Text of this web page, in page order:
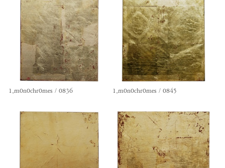
1,m0n0chr0mes / 0836 1,m0n0chr0mes / 0845